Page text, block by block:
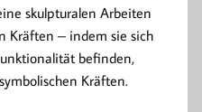
skulpturalen Arbeiten
Kräften – indem sie sich
befinden,
Kräften.